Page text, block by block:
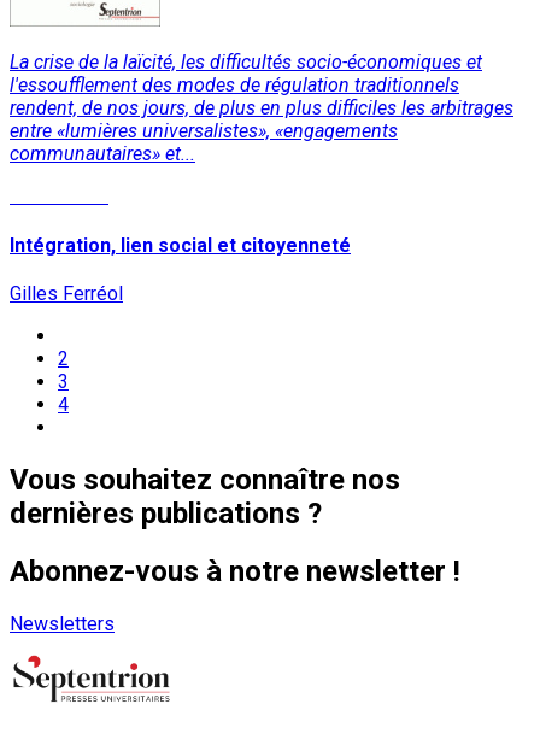
La crise de la laïcité, les difficultés socio-économiques et
l'essoufflement des modes de régulation traditionnels
rendent, de nos jours, de plus en plus difficiles les arbitrages
entre «lumières universalistes», «engagements
communautaires» et...
Intégration, lien social et citoyenneté
Gilles Ferréol
2
3
4
Vous souhaitez connaître nos
dernières publications ?
Abonnez-vous à notre newsletter !
Newsletters